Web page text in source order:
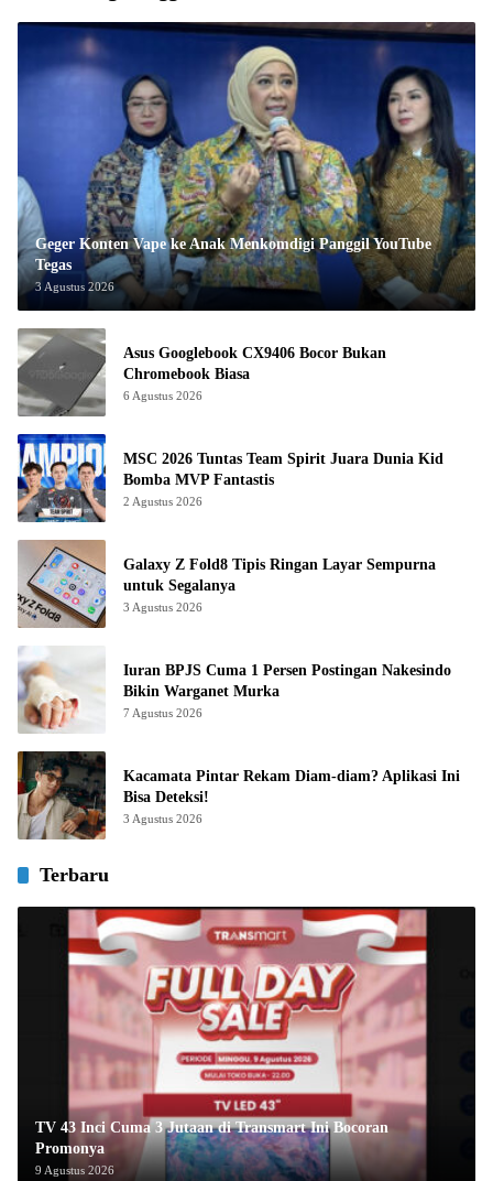
Geger Konten Vape ke Anak Menkomdigi Panggil YouTube
Tegas
3 Agustus 2026
Asus Googlebook CX9406 Bocor Bukan
Chromebook Biasa
6 Agustus 2026
MSC 2026 Tuntas Team Spirit Juara Dunia Kid
Bomba MVP Fantastis
2 Agustus 2026
Galaxy Z Fold8 Tipis Ringan Layar Sempurna
untuk Segalanya
3 Agustus 2026
Iuran BPJS Cuma 1 Persen Postingan Nakesindo
Bikin Warganet Murka
7 Agustus 2026
Kacamata Pintar Rekam Diam-diam? Aplikasi Ini
Bisa Deteksi!
3 Agustus 2026
Terbaru
TV 43 Inci Cuma 3 Jutaan di Transmart Ini Bocoran
Promonya
9 Agustus 2026